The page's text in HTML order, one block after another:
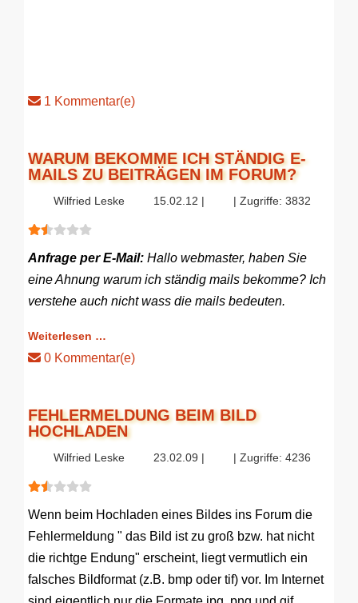
1 Kommentar(e)
WARUM BEKOMME ICH STÄNDIG E-
MAILS ZU BEITRÄGEN IM FORUM?
Wilfried Leske 15.02.12 | | Zugriffe: 3832
Bewertung:
Anfrage per E-Mail: Hallo webmaster, haben Sie
eine Ahnung warum ich ständig mails bekomme? Ich
verstehe auch nicht wass die mails bedeuten.
Weiterlesen …
0 Kommentar(e)
FEHLERMELDUNG BEIM BILD
HOCHLADEN
Wilfried Leske 23.02.09 | | Zugriffe: 4236
Bewertung:
Wenn beim Hochladen eines Bildes ins Forum die
Fehlermeldung " das Bild ist zu groß bzw. hat nicht
die richtge Endung" erscheint, liegt vermutlich ein
falsches Bildformat (z.B. bmp oder tif) vor. Im Internet